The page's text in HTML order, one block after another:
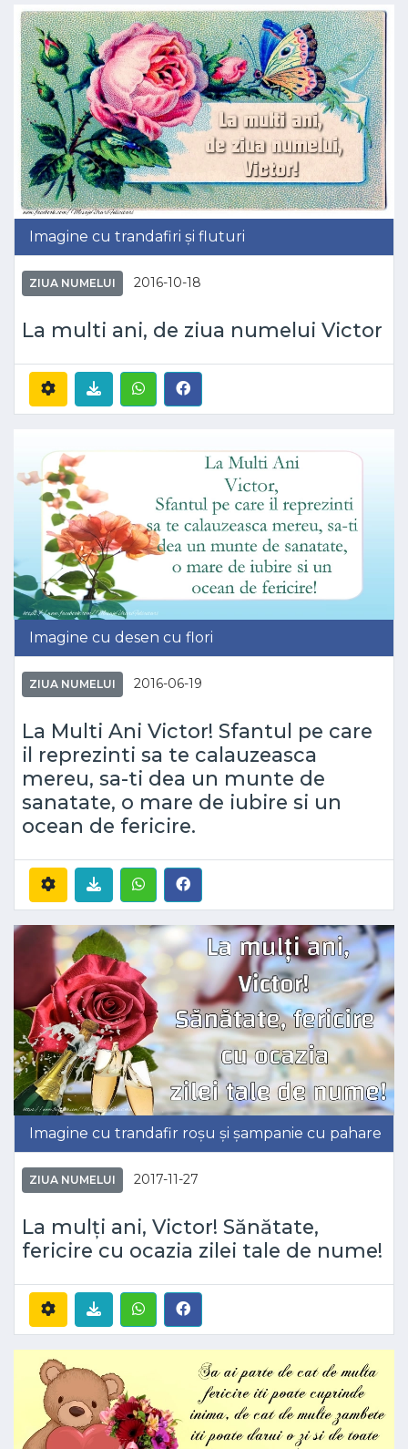
Imagine cu trandafiri și fluturi
ZIUA NUMELUI 2016-10-18
La multi ani, de ziua numelui Victor
Imagine cu desen cu flori
ZIUA NUMELUI 2016-06-19
La Multi Ani Victor! Sfantul pe care
il reprezinti sa te calauzeasca
mereu, sa-ti dea un munte de
sanatate, o mare de iubire si un
ocean de fericire.
Imagine cu trandafir roșu și șampanie cu pahare
ZIUA NUMELUI 2017-11-27
La mulți ani, Victor! Sănătate,
fericire cu ocazia zilei tale de nume!